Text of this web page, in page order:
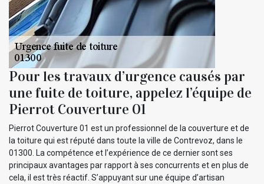
Pour les travaux d’urgence causés par
une fuite de toiture, appelez l’équipe de
Pierrot Couverture 01
Pierrot Couverture 01 est un professionnel de la couverture et de
la toiture qui est réputé dans toute la ville de Contrevoz, dans le
01300. La compétence et l’expérience de ce dernier sont ses
principaux avantages par rapport à ses concurrents et en plus de
cela, il est très réactif. S’appuyant sur une équipe d’artisan